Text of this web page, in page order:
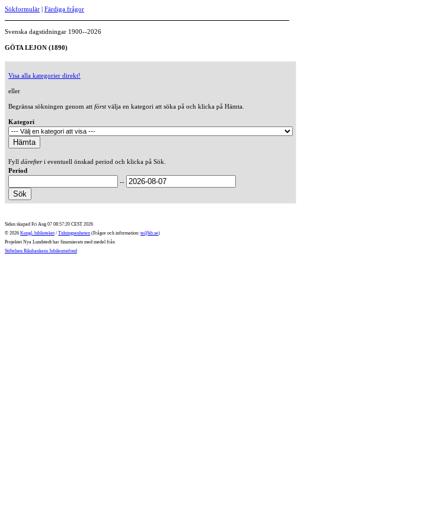
Sökformulär | Färdiga frågor
Svenska dagstidningar 1900--2026
GÖTA LEJON (1890)
Visa alla kategorier direkt!
eller
Begränsa sökningen genom att förstvälja en kategori att söka på och klicka på Hämta.
Kategori
Fyll därefteri eventuell önskad period och klicka på Sök.
Period
--
Sidan skapad Fri Aug 07 08:57:20 CEST 2026
© 2026 Kungl. biblioteket / Tidningsenheten (Frågor och information: te@kb.se)
Projektet Nya Lundstedt har finansierats med medel från
Stiftelsen Riksbankens Jubileumsfond